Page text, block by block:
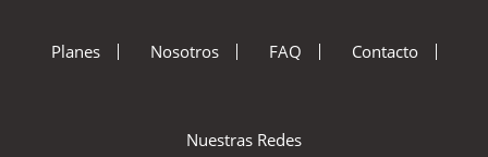
Planes Nosotros FAQ Contacto
Nuestras Redes